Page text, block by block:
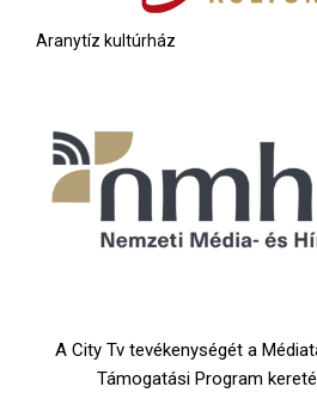
Aranytíz kultúrház
A City Tv tevékenységét a
Támogatási Program